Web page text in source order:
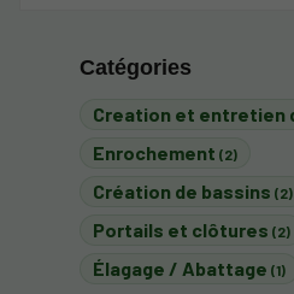
Catégories
Enrochement (2)
Création de bassins (2)
Portails et clôtures (2)
Élagage / Abattage (1)